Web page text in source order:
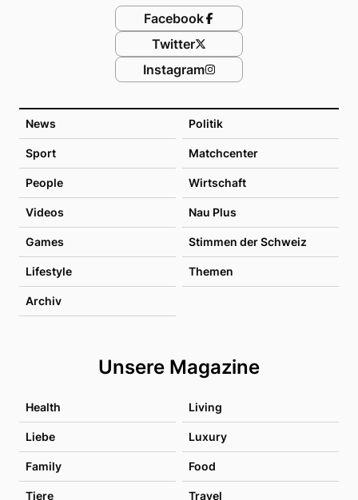
News Politik
Sport Matchcenter
People Wirtschaft
Videos Nau Plus
Games Stimmen der Schweiz
Lifestyle Themen
Archiv
Unsere Magazine
Health Living
Liebe Luxury
Family Food
Tiere Travel
Facebook
Twitter
Instagram